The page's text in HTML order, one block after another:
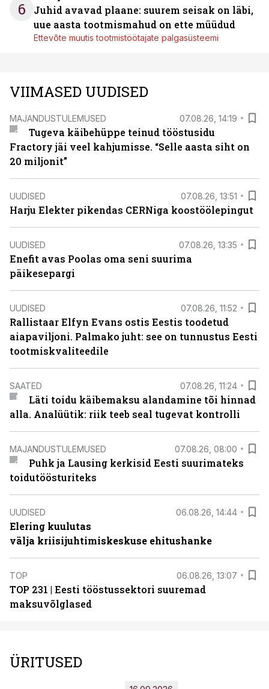
6
Juhid avavad plaane: suurem seisak on läbi,
uue aasta tootmismahud on ette müüdud
Ettevõte muutis tootmistöötajate palgasüsteemi
VIIMASED UUDISED
MAJANDUSTULEMUSED 07.08.26, 14:19
Tugeva käibehüppe teinud tööstusidu
Fractory jäi veel kahjumisse. “Selle aasta siht on
20 miljonit”
UUDISED 07.08.26, 13:51
Harju Elekter pikendas CERNiga koostöölepingut
UUDISED 07.08.26, 13:35
Enefit avas Poolas oma seni suurima
päikesepargi
UUDISED 07.08.26, 11:52
Rallistaar Elfyn Evans ostis Eestis toodetud
aiapaviljoni. Palmako juht: see on tunnustus Eesti
tootmiskvaliteedile
SAATED 07.08.26, 11:24
Läti toidu käibemaksu alandamine tõi hinnad
alla. Analüütik: riik teeb seal tugevat kontrolli
MAJANDUSTULEMUSED 07.08.26, 08:00
Puhk ja Lausing kerkisid Eesti suurimateks
toidutöösturiteks
UUDISED 06.08.26, 14:44
Elering kuulutas
välja kriisijuhtimiskeskuse ehitushanke
TOP 06.08.26, 13:07
TOP 231 | Eesti tööstussektori suuremad
maksuvõlglased
ÜRITUSED